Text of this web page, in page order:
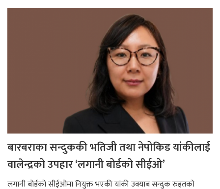
बारबराका सन्दुककी भतिजी तथा नेपोकिड यांकीलाई
वालेन्द्रको उपहार ‘लगानी बोर्डको सीईओ’
लगानी बोर्डको सीईओमा नियुक्त भएकी यांकी उक्याब सन्दुक रुइतको